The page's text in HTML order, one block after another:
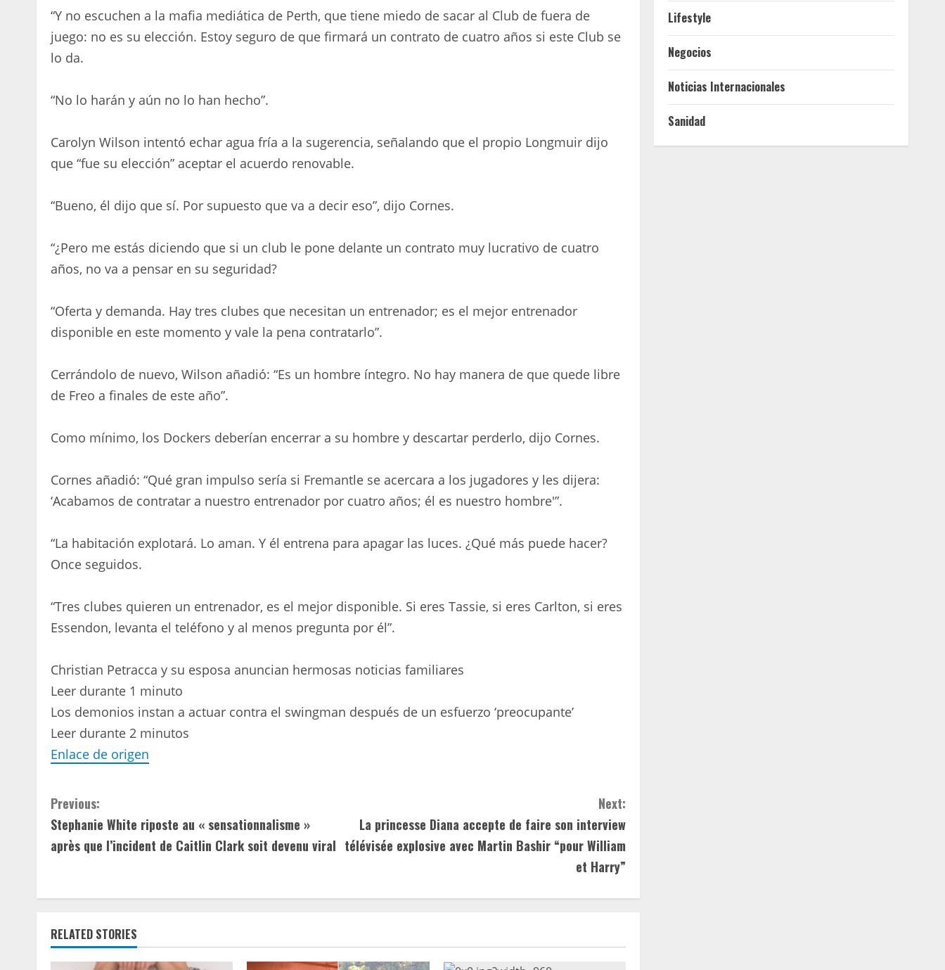
“Y no escuchen a la mafia mediática de Perth, que tiene miedo de sacar al Club de fuera de
juego: no es su elección. Estoy seguro de que firmará un contrato de cuatro años si este Club se
lo da.
“No lo harán y aún no lo han hecho”.
Carolyn Wilson intentó echar agua fría a la sugerencia, señalando que el propio Longmuir dijo
que “fue su elección” aceptar el acuerdo renovable.
“Bueno, él dijo que sí. Por supuesto que va a decir eso”, dijo Cornes.
“¿Pero me estás diciendo que si un club le pone delante un contrato muy lucrativo de cuatro
años, no va a pensar en su seguridad?
“Oferta y demanda. Hay tres clubes que necesitan un entrenador; es el mejor entrenador
disponible en este momento y vale la pena contratarlo”.
Cerrándolo de nuevo, Wilson añadió: “Es un hombre íntegro. No hay manera de que quede libre
de Freo a finales de este año”.
Como mínimo, los Dockers deberían encerrar a su hombre y descartar perderlo, dijo Cornes.
Cornes añadió: “Qué gran impulso sería si Fremantle se acercara a los jugadores y les dijera:
‘Acabamos de contratar a nuestro entrenador por cuatro años; él es nuestro hombre'”.
“La habitación explotará. Lo aman. Y él entrena para apagar las luces. ¿Qué más puede hacer?
Once seguidos.
“Tres clubes quieren un entrenador, es el mejor disponible. Si eres Tassie, si eres Carlton, si eres
Essendon, levanta el teléfono y al menos pregunta por él”.
Christian Petracca y su esposa anuncian hermosas noticias familiares
Leer durante 1 minuto
Los demonios instan a actuar contra el swingman después de un esfuerzo ‘preocupante’
Leer durante 2 minutos
Enlace de origen
C
o
t
i
n
Previous:
Stephanie White riposte au « sensationnalisme »
après que l’incident de Caitlin Clark soit devenu viral
Next:
La princesse Diana accepte de faire son interview
télévisée explosive avec Martin Bashir “pour William
et Harry”
RELATED STORIES
Lifestyle
Negocios
Noticias Internacionales
Sanidad